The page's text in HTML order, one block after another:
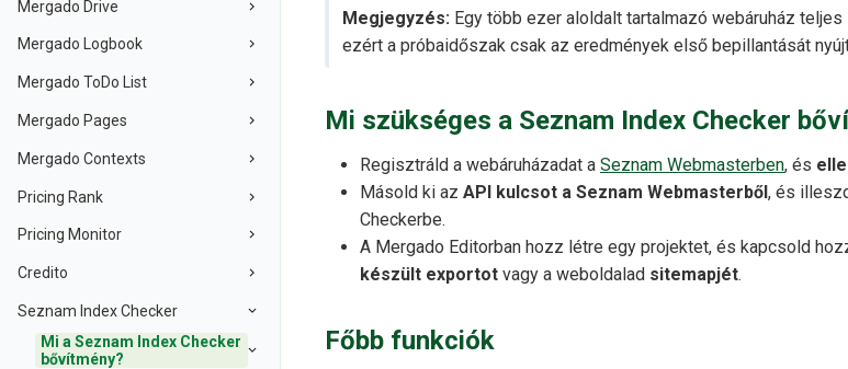
Mergado Drive
Mergado Logbook
Mergado ToDo List
Mergado Pages
Mergado Contexts
Pricing Rank
Pricing Monitor
Credito
Seznam Index Checker
Mi a Seznam Index Checker
bővítmény?
Megjegyzés: Egy több ezer aloldalt tartalmazó webáruház
ezért a próbaidőszak csak az eredmények első bepillantását
Mi szükséges a Seznam Index Checker
Regisztráld a webáruházadat a Seznam Webmasterben, és
Másold ki az API kulcsot a Seznam Webmasterből , és
Checkerbe.
A Mergado Editorban hozz létre egy projektet, és kapcsold
készült exportot vagy a weboldalad sitemapjét.
Főbb funkciók